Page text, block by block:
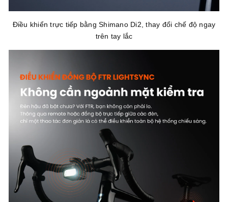
Điều khiển trực tiếp bằng Shimano Di2, thay đổi chế độ ngay
trên tay lắc